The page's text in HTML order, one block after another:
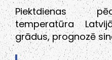
Piektdienas
temperatūra
grādus, prognozē